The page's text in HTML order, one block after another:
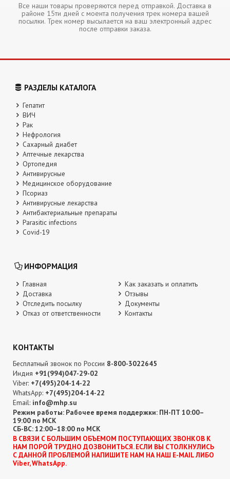
Все наши товары проверяются перед отправкой. Доставка в
районе 15ти дней с моента получения трек номера вашей
посылки. Трек номер высылается на ваш электронный адрес
после отправки заказа.
РАЗДЕЛЫ КАТАЛОГА
Гепатит
ВИЧ
Рак
Нефрология
Сахарный диабет
Аптечные лекарства
Ортопедия
Антивирусные
Медицинское оборудование
Псориаз
Антивирусные лекарства
Антибактериальные препараты
Parasitic infections
Covid-19
ИНФОРМАЦИЯ
Главная
Как заказать и оплатить
Доставка
Отзывы
Отследить посылку
Документы
Отказ от ответственности
Контакты
КОНТАКТЫ
Бесплатный звонок по России 8-800-3022645
Индия +91(994)047-29-02
Viber: +7(495)204-14-22
WhatsApp: +7(495)204-14-22
Email: info@mhp.su
Режим работы: Рабочее время поддержки: ПН-ПТ 10:00–
19:00 по МСК
СБ-ВС: 12:00–18:00 по МСК
В CВЯЗИ С БОЛЬШИМ ОБЪЕМОМ ПОСТУПАЮЩИХ ЗВОНКОВ К
НАМ ПОРОЙ ТРУДНО ДОЗВОНИТЬСЯ. ЕСЛИ ВЫ СТОЛКНУЛИСЬ
С ДАННОЙ ПРОБЛЕМОЙ НАПИШИТЕ НАМ НА НАШ E-MAIL ЛИБО
Viber, WhatsApp.